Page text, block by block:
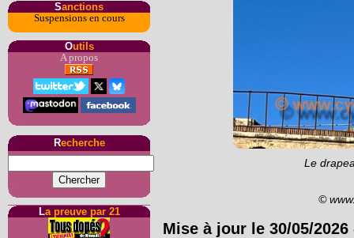
Sanctions
Suspensions en cours
Outils
A propos
Recherche
La preuve par 21
Le
©
Mise à jour le 30/05/2026